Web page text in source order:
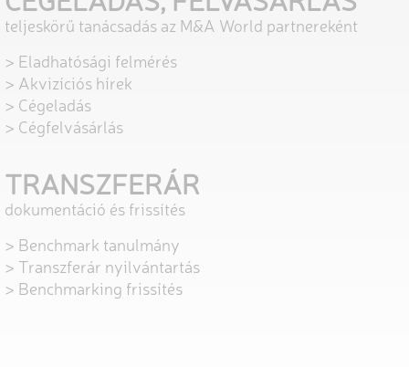
teljeskörű tanácsadás az M&A World partnereként
> Eladhatósági felmérés
> Akvizíciós hírek
> Cégeladás
> Cégfelvásárlás
TRANSZFERÁR
dokumentáció és frissítés
> Benchmark tanulmány
> Transzferár nyilvántartás
> Benchmarking frissítés